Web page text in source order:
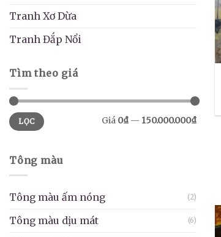
Tranh Xơ Dừa
Tranh Đắp Nổi
Tìm theo giá
Giá
thấp
nhất
Giá
cao
nhất
LỌC Giá 0₫ — 150.000.000₫
Tông màu
Tông màu ấm nóng (2)
Tông màu dịu mát (6)